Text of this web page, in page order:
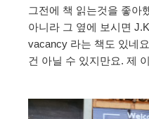
그전에 책 읽는것을 좋아
아니라 그 옆에 보시면
vacancy 라는 책도 있네
건 아닐 수 있지만요. 제